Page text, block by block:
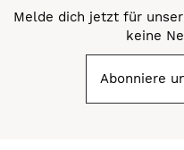
Melde dich jetzt für
keine
Abonniere